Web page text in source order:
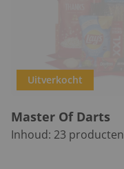
Uitverkocht
Master Of Darts
Inhoud: 23 producten